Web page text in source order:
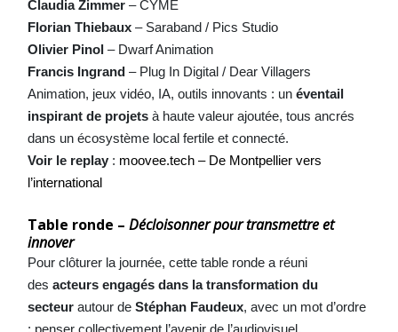
Claudia Zimmer– CYME
Florian Thiebaux– Saraband / Pics Studio
Olivier Pinol– Dwarf Animation
Francis Ingrand– Plug In Digital / Dear Villagers
Animation, jeux vidéo, IA, outils innovants : un éventail
inspirant de projetsà haute valeur ajoutée, tous ancrés
dans un écosystème local fertile et connecté.
Voir le replay: moovee.tech – De Montpellier vers
l’international
Table ronde – Décloisonner pour transmettre et
innover
Pour clôturer la journée, cette table ronde a réuni
des acteurs engagés dans la transformation du
secteurautour de Stéphan Faudeux, avec un mot d’ordre